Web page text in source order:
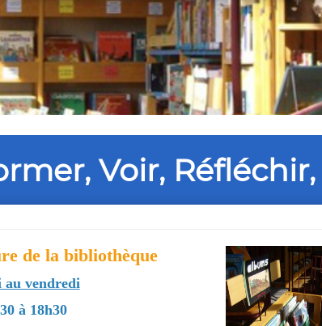
Voir,
de la bibliothèque
au vendredi
à 18h30